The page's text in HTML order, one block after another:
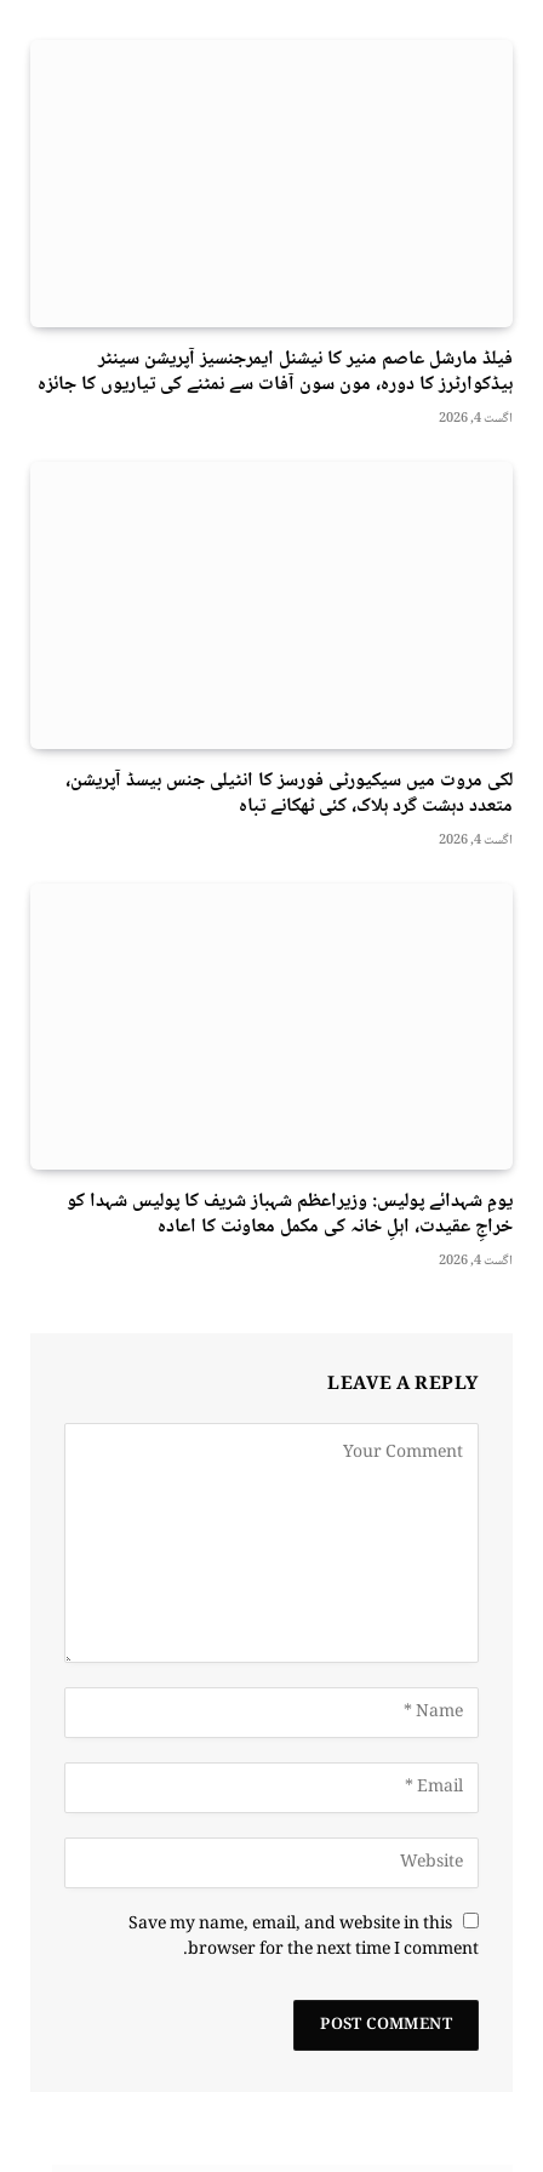
فیلڈ مارشل عاصم منیر کا نیشنل ایمرجنسیز آپریشن سینٹر
ہیڈکوارٹرز کا دورہ، مون سون آفات سے نمٹنے کی تیاریوں کا جائزہ
اگست 4, 2026
لکی مروت میں سیکیورٹی فورسز کا انٹیلی جنس بیسڈ آپریشن،
متعدد دہشت گرد ہلاک، کئی ٹھکانے تباہ
اگست 4, 2026
یومِ شہدائے پولیس: وزیراعظم شہباز شریف کا پولیس شہدا کو
خراجِ عقیدت، اہلِ خانہ کی مکمل معاونت کا اعادہ
اگست 4, 2026
LEAVE A REPLY
Save my name, email, and website in this
browser for the next time I comment.